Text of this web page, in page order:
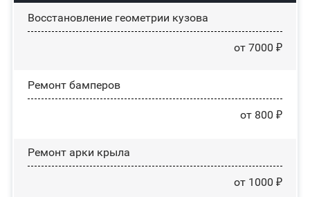
Восстановление геометрии кузова
от 7000 ₽
Ремонт бамперов
от 800 ₽
Ремонт арки крыла
от 1000 ₽